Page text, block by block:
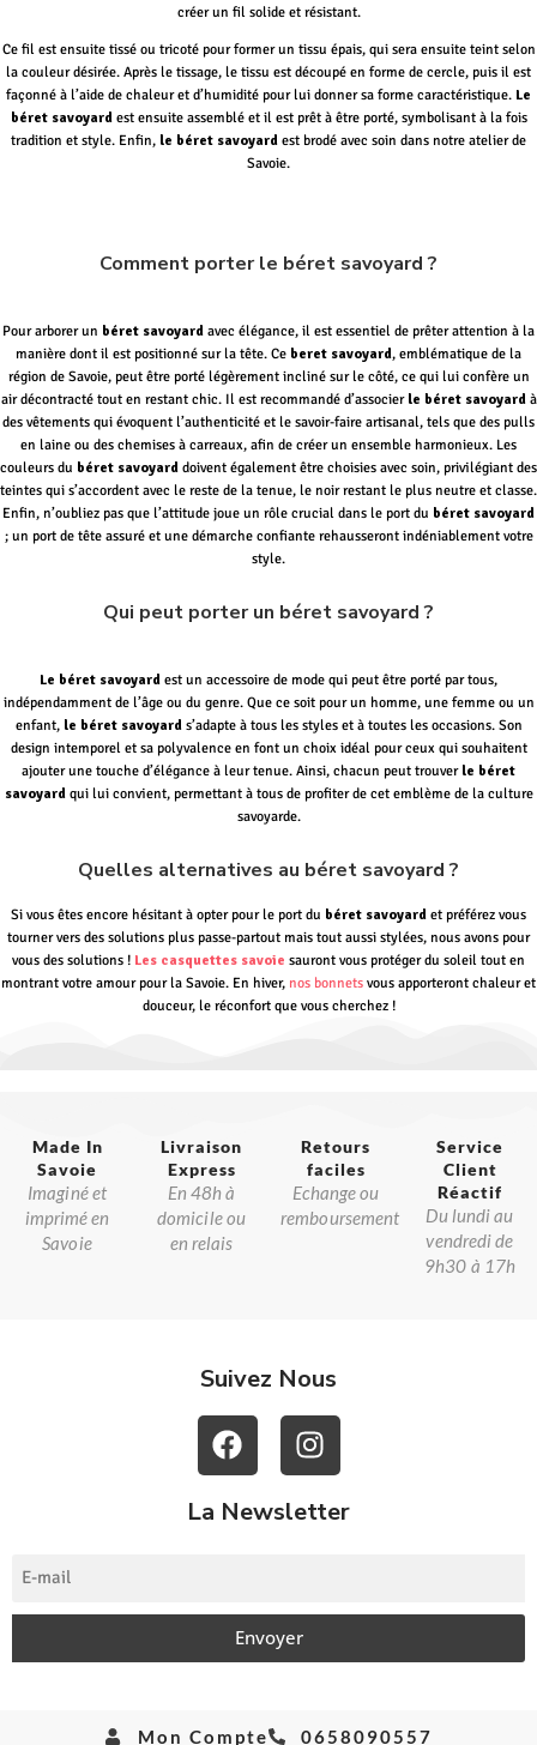
créer un fil solide et résistant.
Ce fil est ensuite tissé ou tricoté pour former un tissu épais, qui sera ensuite teint selon
la couleur désirée. Après le tissage, le tissu est découpé en forme de cercle, puis il est
façonné à l’aide de chaleur et d’humidité pour lui donner sa forme caractéristique. Le
béret savoyardest ensuite assemblé et il est prêt à être porté, symbolisant à la fois
tradition et style. Enfin, le béret savoyard est brodé avec soin dans notre atelier de
Savoie.
Comment porter le béret savoyard ?
Pour arborer un béret savoyard avec élégance, il est essentiel de prêter attention à la
manière dont il est positionné sur la tête. Ce beret savoyard, emblématique de la
région de Savoie, peut être porté légèrement incliné sur le côté, ce qui lui confère un
air décontracté tout en restant chic. Il est recommandé d’associer le béret savoyardà
des vêtements qui évoquent l’authenticité et le savoir-faire artisanal, tels que des pulls
en laine ou des chemises à carreaux, afin de créer un ensemble harmonieux. Les
couleurs du béret savoyard doivent également être choisies avec soin, privilégiant des
teintes qui s’accordent avec le reste de la tenue, le noir restant le plus neutre et classe.
Enfin, n’oubliez pas que l’attitude joue un rôle crucial dans le port du béret savoyard
; un port de tête assuré et une démarche confiante rehausseront indéniablement votre
style.
Qui peut porter un béret savoyard ?
Le béret savoyard est un accessoire de mode qui peut être porté par tous,
indépendamment de l’âge ou du genre. Que ce soit pour un homme, une femme ou un
enfant, le béret savoyards’adapte à tous les styles et à toutes les occasions. Son
design intemporel et sa polyvalence en font un choix idéal pour ceux qui souhaitent
ajouter une touche d’élégance à leur tenue. Ainsi, chacun peut trouver le béret
savoyardqui lui convient, permettant à tous de profiter de cet emblème de la culture
savoyarde.
Quelles alternatives au béret savoyard ?
Si vous êtes encore hésitant à opter pour le port du béret savoyard et préférez vous
tourner vers des solutions plus passe-partout mais tout aussi stylées, nous avons pour
vous des solutions ! Les casquettes savoie sauront vous protéger du soleil tout en
montrant votre amour pour la Savoie. En hiver, nos bonnets vous apporteront chaleur et
douceur, le réconfort que vous cherchez !
Made In
Savoie​
Imaginé et
imprimé en
Savoie
Livraison
Express
En 48h à
domicile ou
en relais
Retours
faciles
Echange ou
remboursement
Service
Client
Réactif​
Du lundi au
vendredi de
9h30 à 17h
Suivez Nous
La Newsletter
Envoyer
Mon Compte 0658090557